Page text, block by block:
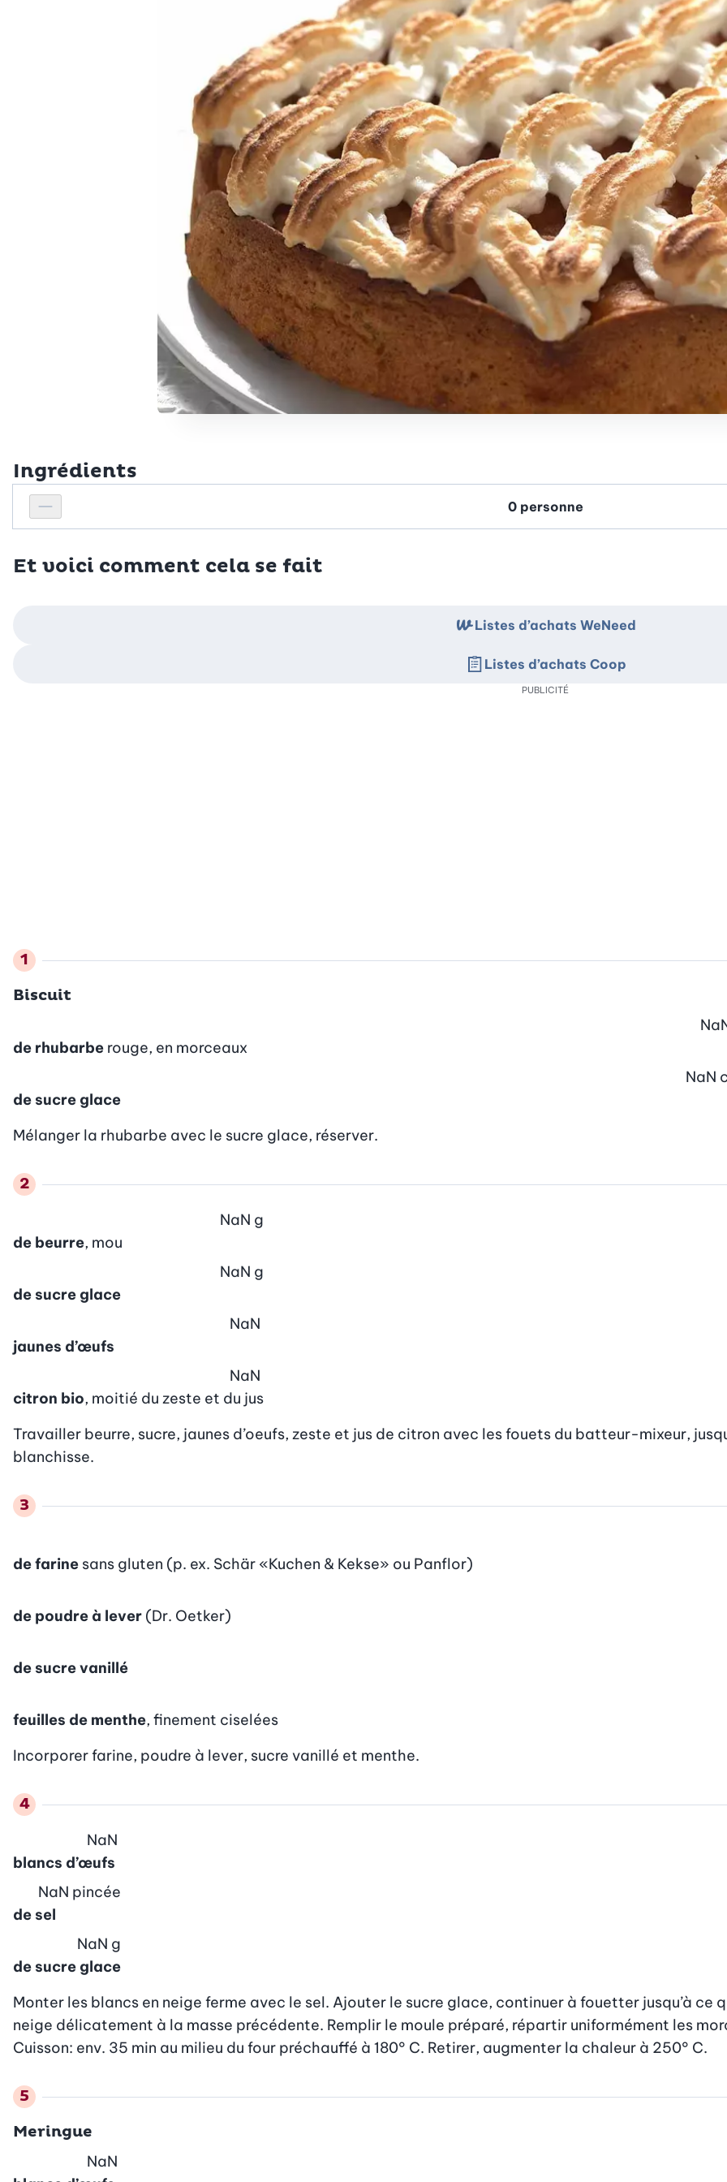
Ingrédients
Réduire le nombre de personnes
Personnes
Et voici comment cela se fait
Biscuit
de rhubarbe rouge, en morceaux
de sucre glace
NaN
Mélanger la rhubarbe avec le sucre glace, réserver.
de beurre, mou
NaN g
de sucre glace
NaN g
jaunes d’œufs
NaN
citron bio, moitié du zeste et du jus
NaN
Travailler beurre, sucre, jaunes d’oeufs, zeste et jus de citron avec les fouets du batteur-mixeur,
blanchisse.
de farine sans gluten (p. ex. Schär «Kuchen & Kekse» ou Panflor)
de poudre à lever (Dr. Oetker)
de sucre vanillé
feuilles de menthe, finement ciselées
Incorporer farine, poudre à lever, sucre vanillé et menthe.
blancs d’œufs
NaN
de sel
NaN pincée
de sucre glace
NaN g
Monter les blancs en neige ferme avec le sel. Ajouter le sucre glace, continuer à fouetter jusqu’à ce
neige délicatement à la masse précédente. Remplir le moule préparé, répartir uniformément les
Cuisson: env. 35 min au milieu du four préchauffé à 180° C. Retirer, augmenter la chaleur à 250° C.
Meringue
NaN
Listes d’achats WeNeed
Listes d’achats Coop
PUBLICITÉ